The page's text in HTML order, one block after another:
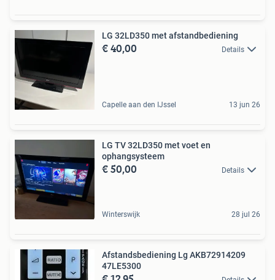
LG 32LD350 met afstandbediening
€ 40,00 Details
Capelle aan den IJssel 13 jun 26
LG TV 32LD350 met voet en
ophangsysteem
€ 50,00 Details
Winterswijk 28 jul 26
Afstandsbediening Lg AKB72914209
47LE5300